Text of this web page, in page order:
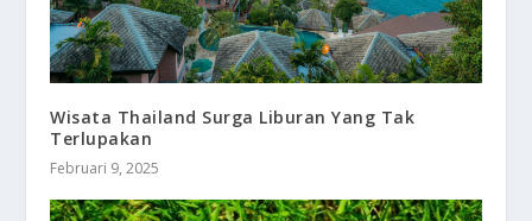
Wisata Thailand Surga Liburan Yang Tak
Terlupakan
Februari 9, 2025